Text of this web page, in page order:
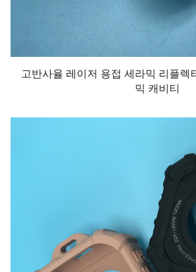
고반사율 레이저 용접 세라믹 리플렉
믹 캐비티